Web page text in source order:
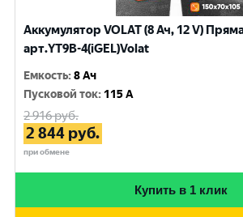
Аккумулятор VOLAT (8 Ач, 12 V)
арт.YT9B-4(iGEL)Volat
Емкость:8 Ач
Пусковой ток: 115 A
2 916руб.
2 844 руб.
при обмене
Купить в 1 клик